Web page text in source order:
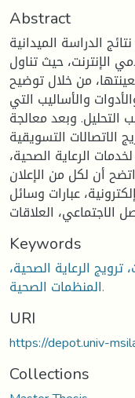
Abstract
الدراسة الميدانية
الإنترنت، حيث تناول
من خلال توضيح
والأساليب التي
التحليل. وبعد معالجة
الاتصالات التسويقية
الرعاية الصحية،
أن لكل من الإعلان
عبارات وسائل
الاجتماعي، العلاقات
Keywords
ترويج الرعاية الصحية،
المنظمات الصحية.
URI
https://depot.univ-
Collections